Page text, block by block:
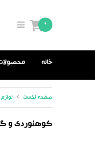
0
خانه
صفحه نخست
کوهنوردی و